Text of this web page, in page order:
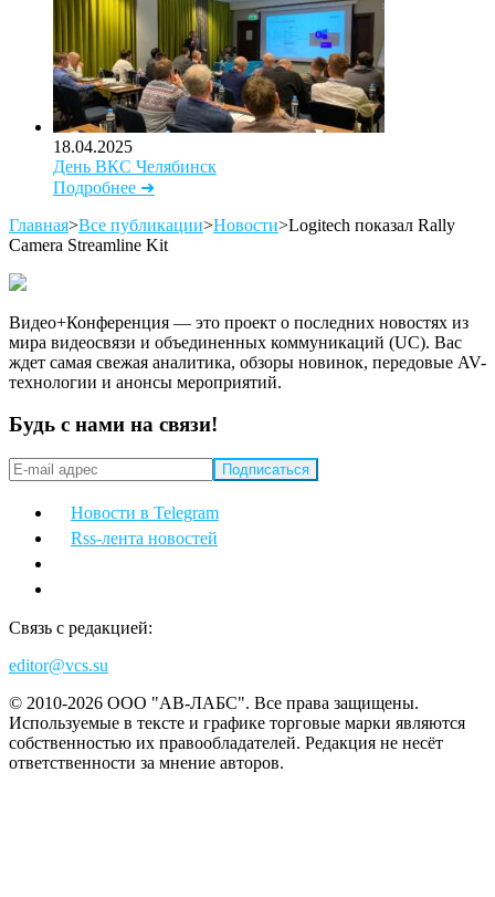
18.04.2025
День ВКС Челябинск
Подробнее ➜
Главная>Все публикации>Новости>Logitech показал Rally
Camera Streamline Kit
Видео+Конференция — это проект о последних новостях из
мира видеосвязи и объединенных коммуникаций (UC). Вас
ждет самая свежая аналитика, обзоры новинок, передовые AV-
технологии и анонсы мероприятий.
Будь с нами на связи!
Новости в Telegram
Rss-лента новостей
Связь с редакцией:
editor@vcs.su
© 2010-2026 ООО "АВ-ЛАБС". Все права защищены.
Используемые в тексте и графике торговые марки являются
собственностью их правообладателей. Редакция не несёт
ответственности за мнение авторов.